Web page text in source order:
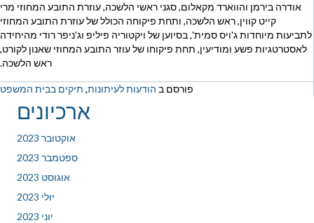
אודרה בירמן והווארד מקאלום, סגני ראשי הלשכה, עוזרת התובע המחוזי מרי
קייט קווין, ראש הלשכה, ותחת פיקוחה הכולל של עוזרת התובע המחוזי
לתביעות מיוחדות ג'ויס סמית', בסיוען של ויקטוריה פיליפ וג'ניפר רודי מהיחידה
לאסטרטגיות פשע ומודיעין, תחת פיקוחו של עוזר התובע המחוזי שאנון לקורט,
ראש הלשכה.
פורסם ב הודעות לעיתונות, תיקים בבית המשפט
ארכיונים
אוקטובר 2023
ספטמבר 2023
אוגוסט 2023
יולי 2023
יוני 2023